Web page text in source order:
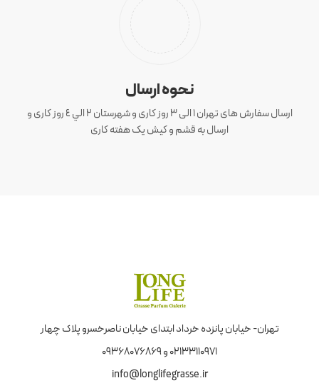
نحوه ارسال
ارسال سفارش های تهران 1 الی 3 روز کاری و شهرستان ٢ الي ٤ روز کاری و
ارسال به قشم و کیش یک هفته کاری
تهران- خیابان پانزده خرداد ابتدای خیابان ناصرخسرو پلاک چهار
02133110971 و 09368076869
info@longlifegrasse.ir